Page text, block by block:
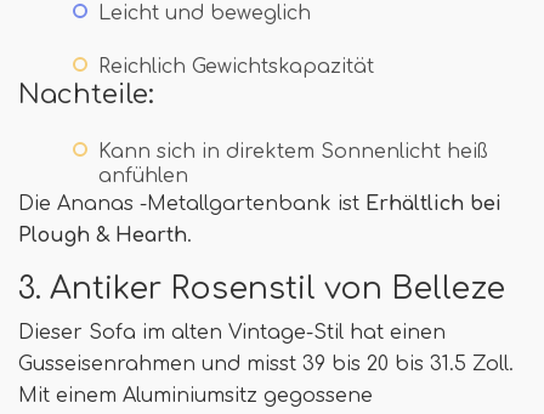
Leicht und beweglich
Reichlich Gewichtskapazität
Nachteile:
Kann sich in direktem Sonnenlicht heiß
anfühlen
Die Ananas -Metallgartenbank ist Erhältlich bei
Plough & Hearth.
3. Antiker Rosenstil von Belleze
Dieser Sofa im alten Vintage-Stil hat einen
Gusseisenrahmen und misst 39 bis 20 bis 31.5 Zoll.
Mit einem Aluminiumsitz gegossene